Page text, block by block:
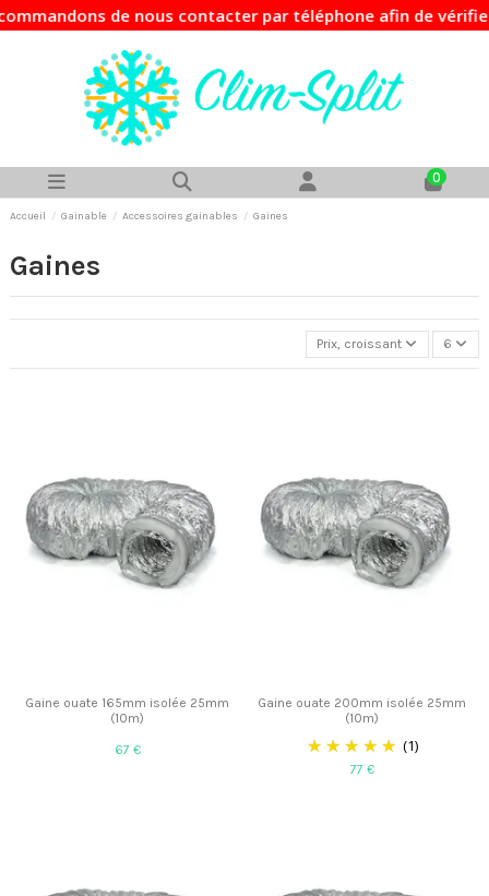
de nous contacter par téléphone afin de
0
Accueil Gainable Accessoires gainables Gaines
Gaines
Prix, croissant 6
Gaine ouate 165mm isolée 25mm
(10m)
67 €
Gaine ouate 200mm isolée 25mm
(10m)
(1)
77 €